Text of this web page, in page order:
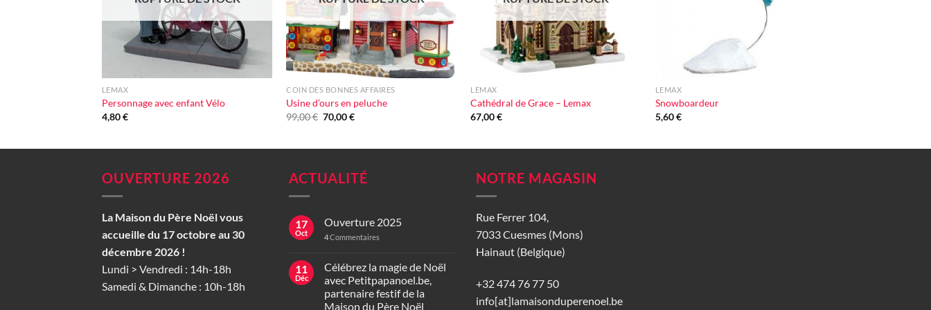
LEMAX
Personnage avec enfant Vélo
4,80€
+
COIN DES BONNES AFFAIRES
Usine d’ours en peluche
99,00€ Le
prix
70,00€Le
LEMAX
Cathédral de Grace – Lemax
67,00€
LEMAX
Snowboardeur
5,60€
OUVERTURE 2026
La Maison du Père Noël vous
accueille du 17 octobre au 30
décembre 2026 !
Lundi > Vendredi : 14h-18h
Samedi & Dimanche : 10h-18h
ACTUALITÉ
17
Oct
Ouverture 2025
4Commentaires
11
Déc
Célébrez la magie de Noël
avec Petitpapanoel.be,
partenaire festif de la
Maison du Père Noël
NOTRE MAGASIN
Rue Ferrer 104,
7033 Cuesmes (Mons)
Hainaut (Belgique)
+32 474 76 77 50
info[at]lamaisonduperenoel.be